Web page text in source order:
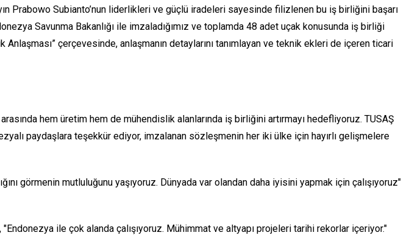
Prabowo Subianto’nun liderlikleri ve güçlü iradeleri sayesinde filizlenen bu iş birliğini başarı
Savunma Bakanlığı ile imzaladığımız ve toplamda 48 adet uçak konusunda iş birliği
çerçevesinde, anlaşmanın detaylarını tanımlayan ve teknik ekleri de içeren ticari
hem üretim hem de mühendislik alanlarında iş birliğini artırmayı hedefliyoruz. TUSAŞ
paydaşlara teşekkür ediyor, imzalanan sözleşmenin her iki ülke için hayırlı gelişmelere
görmenin mutluluğunu yaşıyoruz. Dünyada var olandan daha iyisini yapmak için çalışıyoruz"
ile çok alanda çalışıyoruz. Mühimmat ve altyapı projeleri tarihi rekorlar içeriyor."